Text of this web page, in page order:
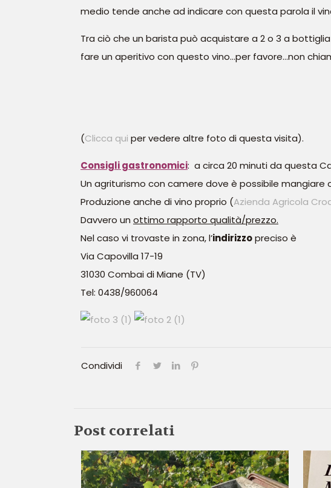
medio tende anche ad indicare con questa parola il
Tra ciò che un barista può acquistare a 2 o 3 a
fare un aperitivo con questo vino…per favore…non
(Clicca qui per vedere altre foto di questa visita).
Consigli gastronomici: a circa 20 minuti da questa
Un agriturismo con camere dove è possibile
Produzione anche di vino proprio (Azienda Agricola
Davvero un ottimo rapporto qualità/prezzo.
Nel caso vi trovaste in zona, l’indirizzopreciso è
Via Capovilla 17-19
31030 Combai di Miane (TV)
Tel: 0438/960064
Condividi
Post correlati